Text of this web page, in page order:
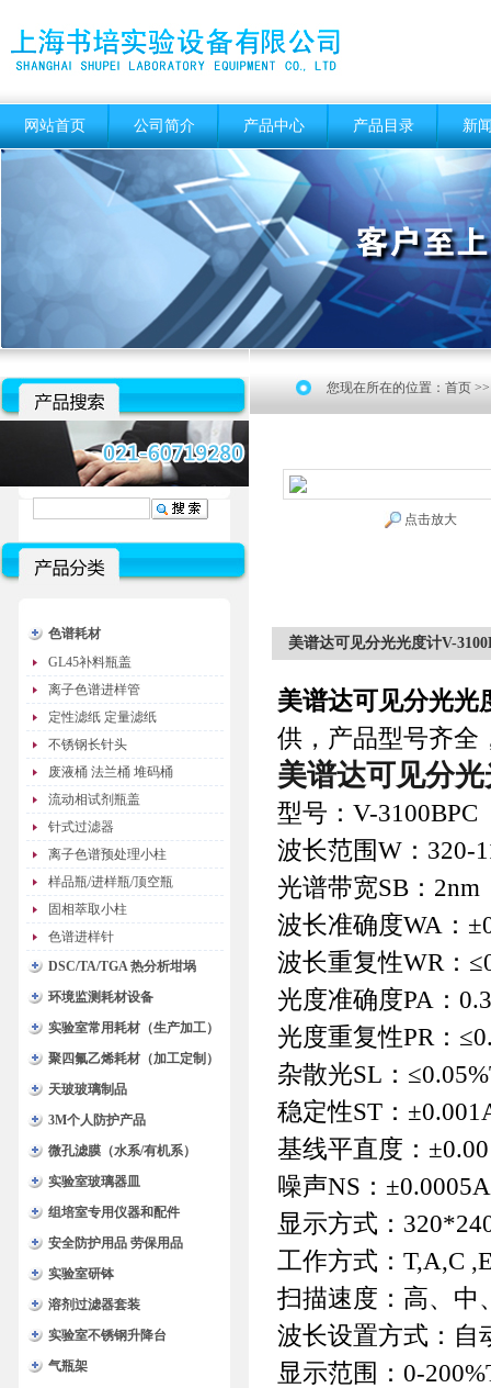
网站首页 公司简介 产品中心 产品目录 新
色谱耗材
GL45补料瓶盖
离子色谱进样管
定性滤纸 定量滤纸
不锈钢长针头
废液桶 法兰桶 堆码桶
流动相试剂瓶盖
针式过滤器
离子色谱预处理小柱
样品瓶/进样瓶/顶空瓶
固相萃取小柱
色谱进样针
DSC/TA/TGA 热分析坩埚
环境监测耗材设备
实验室常用耗材（生产加工）
聚四氟乙烯耗材（加工定制）
天玻玻璃制品
3M个人防护产品
微孔滤膜（水系/有机系）
实验室玻璃器皿
组培室专用仪器和配件
安全防护用品 劳保用品
实验室研钵
溶剂过滤器套装
实验室不锈钢升降台
气瓶架
您现在所在的位置： 首页
点击放大
美谱达可见分光光度计V-
美谱达可见分光光
供，产品型号齐全
美谱达可见分
型号：V-3100BPC
波长范围W：320-
光谱带宽SB：2nm
波长准确度WA：
波长重复性WR：
光度准确度PA：
光度重复性PR：
杂散光SL：
稳定性ST：
基线平直度：
噪声NS：±0.0005A
显示方式：
工作方式：T,A,C
扫描速度：高、中
波长设置方式：自
显示范围：0-